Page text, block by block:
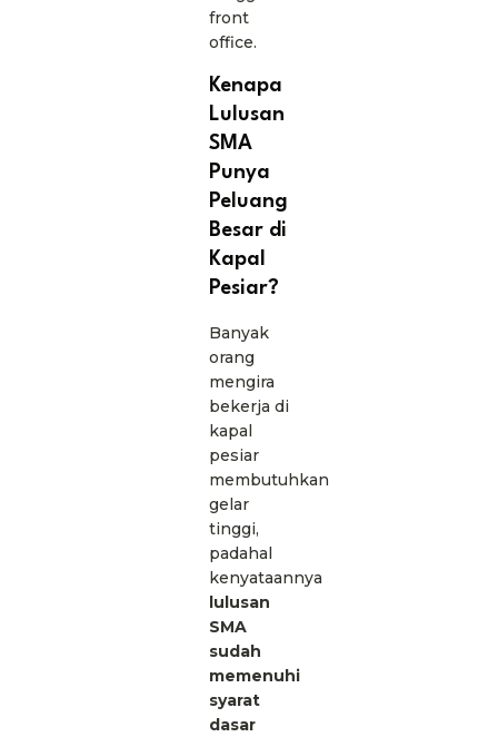
front
office.
Kenapa
Lulusan
SMA
Punya
Peluang
Besar di
Kapal
Pesiar?
Banyak
orang
mengira
bekerja di
kapal
pesiar
membutuhkan
gelar
tinggi,
padahal
kenyataannya
lulusan
SMA
sudah
memenuhi
syarat
dasar